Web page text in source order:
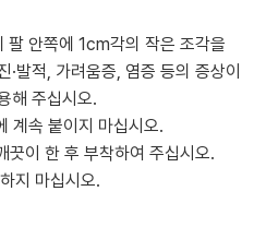
안쪽에 1cm각의 작은 조각을
발적, 가려움증, 염증 등의 증상이
해 주십시오.
계속 붙이지 마십시오.
이 한 후 부착하여 주십시오.
지 마십시오.